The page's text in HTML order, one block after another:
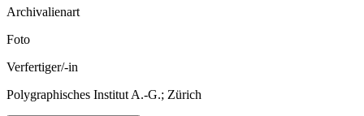
Archivalienart
Foto
Verfertiger/-in
Polygraphisches Institut A.-G.; Zürich